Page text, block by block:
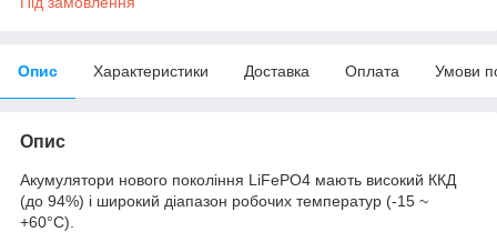
Опис Характеристики Доставка Оплата Умови
Опис
Акумулятори нового покоління LiFePO4 мають високий ККД
(до 94%) і широкий діапазон робочих температур (-15 ~
+60°C).